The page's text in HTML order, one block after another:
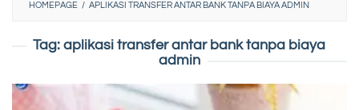
HOMEPAGE / APLIKASI TRANSFER ANTAR BANK TANPA BIAYA ADMIN
Tag:aplikasi transfer antar bank tanpa biaya
admin